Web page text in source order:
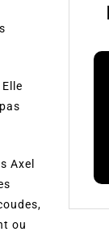
Axel
ou